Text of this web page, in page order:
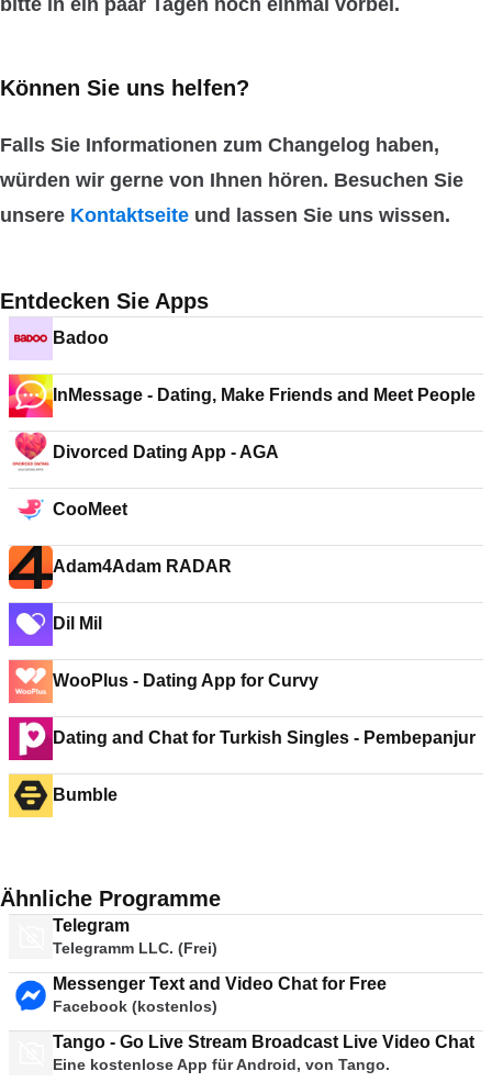
bitte in ein paar Tagen noch einmal vorbei.
Können Sie uns helfen?
Falls Sie Informationen zum Changelog haben,
würden wir gerne von Ihnen hören. Besuchen Sie
unsere Kontaktseite und lassen Sie uns wissen.
Entdecken Sie Apps
Badoo
InMessage - Dating, Make Friends and Meet People
Divorced Dating App - AGA
CooMeet
Adam4Adam RADAR
Dil Mil
WooPlus - Dating App for Curvy
Dating and Chat for Turkish Singles - Pembepanjur
Bumble
Ähnliche Programme
Telegram
Telegramm LLC. (Frei)
Messenger Text and Video Chat for Free
Facebook (kostenlos)
Tango - Go Live Stream Broadcast Live Video Chat
Eine kostenlose App für Android, von Tango.